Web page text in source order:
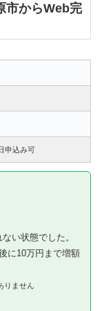
市からWeb完
申込み可
い状態でした。
に10万円まで増額
りません